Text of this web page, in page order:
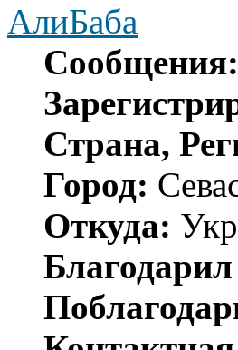
АлиБаба
Сообщения:
Страна,
Город:
Откуда: